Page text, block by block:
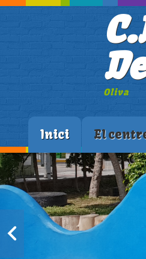
Oliva
Inici El